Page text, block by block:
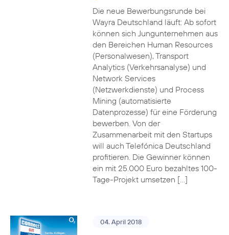
Die neue Bewerbungsrunde bei
Wayra Deutschland läuft: Ab sofort
können sich Jungunternehmen aus
den Bereichen Human Resources
(Personalwesen), Transport
Analytics (Verkehrsanalyse) und
Network Services
(Netzwerkdienste) und Process
Mining (automatisierte
Datenprozesse) für eine Förderung
bewerben. Von der
Zusammenarbeit mit den Startups
will auch Telefónica Deutschland
profitieren. Die Gewinner können
ein mit 25.000 Euro bezahltes 100-
Tage-Projekt umsetzen […]
04. April 2018